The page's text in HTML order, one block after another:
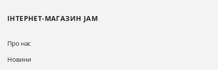
ІНТЕРНЕТ-МАГАЗИН JAM
Про нас
Новини